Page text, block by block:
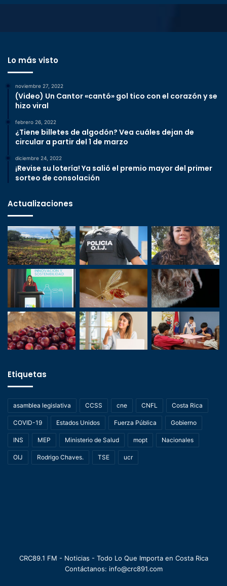
Lo más visto
noviembre 27, 2022
(Video) Un Cantor «cantó» gol tico con el corazón y se
hizo viral
febrero 26, 2022
¿Tiene billetes de algodón? Vea cuáles dejan de
circular a partir del 1 de marzo
diciembre 24, 2022
¡Revise su lotería! Ya salió el premio mayor del primer
sorteo de consolación
Actualizaciones
Etiquetas
asamblea legislativa CCSS cne CNFL Costa Rica
COVID-19 Estados Unidos Fuerza Pública Gobierno
INS MEP Ministerio de Salud mopt Nacionales
OIJ Rodrigo Chaves. TSE ucr
CRC89.1 FM - Noticias - Todo Lo Que Importa en Costa Rica
Contáctanos: info@crc891.com